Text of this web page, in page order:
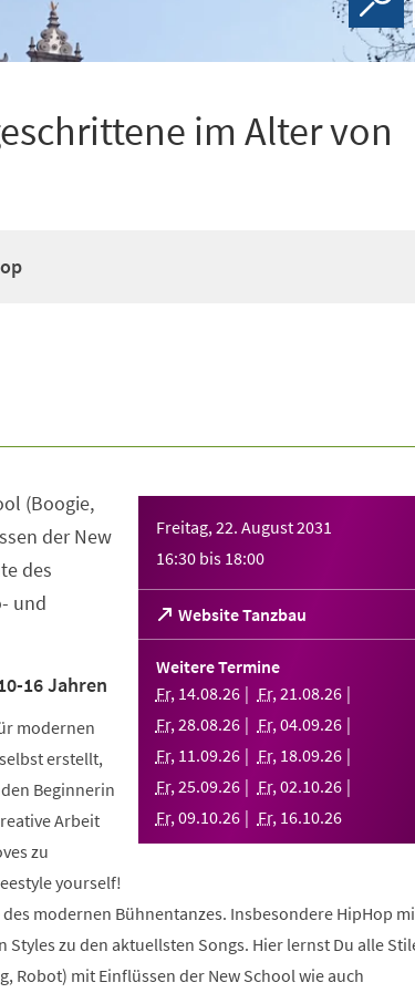
im Alter von
Freitag, 22. August 2031
16:30 bis 18:00
Website Tanzbau
(Öffnet
in
einem
Tab)
Weitere Termine
Fr, 14.08.26 Fr,21.08.26
Fr,28.08.26 Fr,04.09.26
Fr, 11.09.26 Fr, 18.09.26
Fr,25.09.26 Fr,02.10.26
Fr,09.10.26 Fr, 16.10.26
(Boogie,
der New
des
und
16 Jahren
modernen
erstellt,
Beginnerin
Arbeit
zu
yourself!
modernen Bühnentanzes. Insbesondere HipHop
zu den aktuellsten Songs. Hier lernst Du alle
Robot) mit Einflüssen der New School wie auch